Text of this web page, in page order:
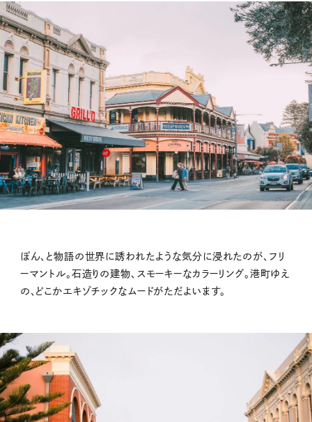
ぽん、と物語の世界に誘われたような気分に浸れたのが、フリ
ーマントル。石造りの建物、スモーキーなカラーリング。港町ゆえ
の、どこかエキゾチックなムードがただよいます。